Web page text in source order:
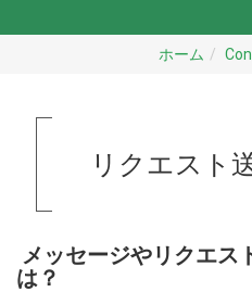
ホーム
リクエスト
メッセージやリクエス
は？